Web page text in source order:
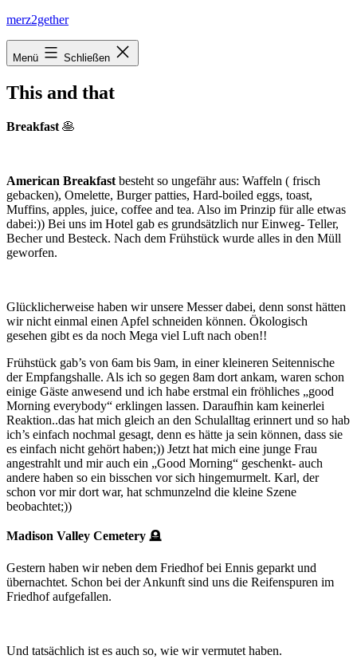
Zum
springen
merz2gether
Menü Schließen
This and that
Breakfast 🥞
American Breakfast besteht so ungefähr aus: Waffeln ( frisch
gebacken), Omelette, Burger patties, Hard-boiled eggs, toast,
Muffins, apples, juice, coffee and tea. Also im Prinzip für alle etwas
dabei:)) Bei uns im Hotel gab es grundsätzlich nur Einweg- Teller,
Becher und Besteck. Nach dem Frühstück wurde alles in den Müll
geworfen.
Glücklicherweise haben wir unsere Messer dabei, denn sonst hätten
wir nicht einmal einen Apfel schneiden können. Ökologisch
gesehen gibt es da noch Mega viel Luft nach oben!!
Frühstück gab’s von 6am bis 9am, in einer kleineren Seitennische
der Empfangshalle. Als ich so gegen 8am dort ankam, waren schon
einige Gäste anwesend und ich habe erstmal ein fröhliches „good
Morning everybody“ erklingen lassen. Daraufhin kam keinerlei
Reaktion..das hat mich gleich an den Schulalltag erinnert und so hab
ich’s einfach nochmal gesagt, denn es hätte ja sein können, dass sie
es einfach nicht gehört haben;)) Jetzt hat mich eine junge Frau
angestrahlt und mir auch ein „Good Morning“ geschenkt- auch
andere haben so ein bisschen vor sich hingemurmelt. Karl, der
schon vor mir dort war, hat schmunzelnd die kleine Szene
beobachtet;))
Madison Valley Cemetery 🪦
Gestern haben wir neben dem Friedhof bei Ennis geparkt und
übernachtet. Schon bei der Ankunft sind uns die Reifenspuren im
Friedhof aufgefallen.
Und tatsächlich ist es auch so, wie wir vermutet haben.